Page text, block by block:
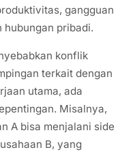
gangguan
hubungan pribadi.
konflik
terkait dengan
utama, ada
Misalnya,
A bisa menjalani side
B, yang